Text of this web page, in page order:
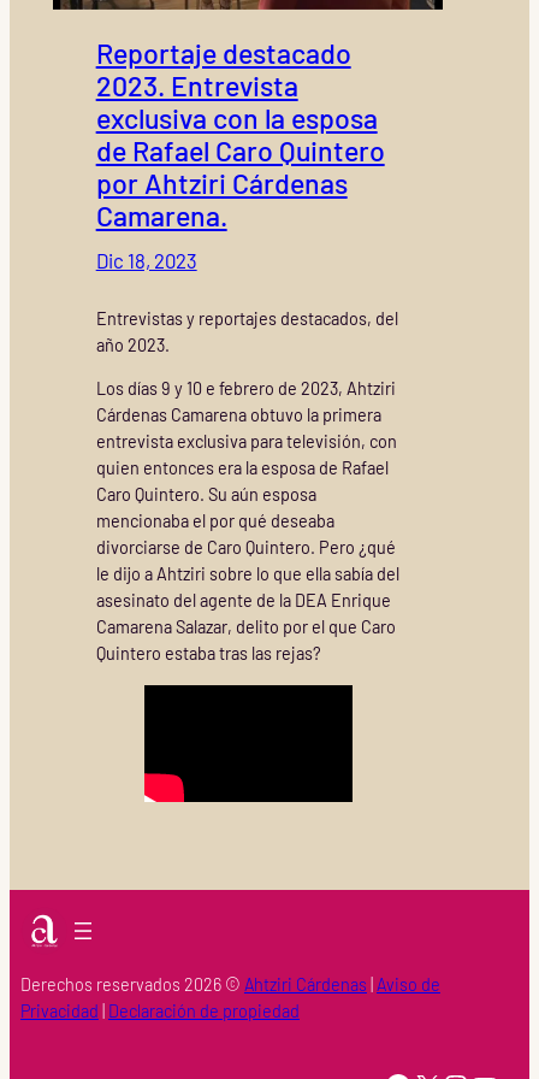
Reportaje destacado
2023. Entrevista
exclusiva con la esposa
de Rafael Caro Quintero
por Ahtziri Cárdenas
Camarena.
Dic 18, 2023
Entrevistas y reportajes destacados, del
año 2023.
Los días 9 y 10 e febrero de 2023, Ahtziri
Cárdenas Camarena obtuvo la primera
entrevista exclusiva para televisión, con
quien entonces era la esposa de Rafael
Caro Quintero. Su aún esposa
mencionaba el por qué deseaba
divorciarse de Caro Quintero. Pero ¿qué
le dijo a Ahtziri sobre lo que ella sabía del
asesinato del agente de la DEA Enrique
Camarena Salazar, delito por el que Caro
Quintero estaba tras las rejas?
Derechos reservados 2026 © Ahtziri Cárdenas Aviso de
Privacidad Declaración de propiedad